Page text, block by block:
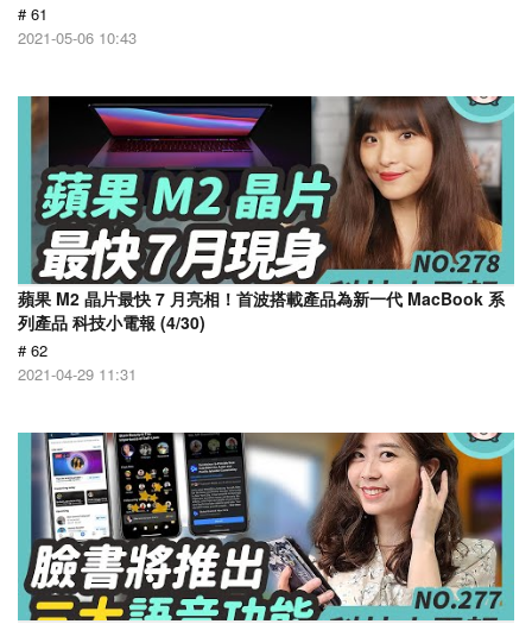
# 61
2021-05-06 10:43
蘋果 M2 晶片最快 7 月亮相！首波搭載產品為新一代 MacBook 系
列產品 科技小電報 (4/30)
# 62
2021-04-29 11:31